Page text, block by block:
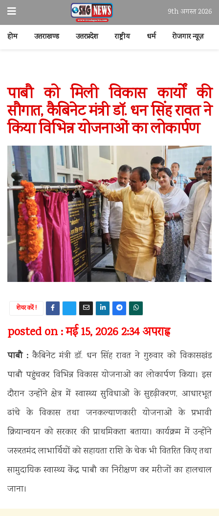
9th अगस्त 2026
होम उत्तराखण्ड उत्तरप्रदेश राष्ट्रीय धर्म रोजगार न्यूज़
पाबौ को मिली विकास कार्यों की
सौगात, कैबिनेट मंत्री डॉ. धन सिंह रावत ने
किया विभिन्न योजनाओं का लोकार्पण
शेयर करें !
posted on : मई 15, 2026 2:34 अपराह्न
पाबौ : कैबिनेट मंत्री डॉ. धन सिंह रावत ने गुरुवार को विकासखंड
पाबौ पहुंचकर विभिन्न विकास योजनाओं का लोकार्पण किया। इस
दौरान उन्होंने क्षेत्र में स्वास्थ्य सुविधाओं के सुदृढ़ीकरण, आधारभूत
ढांचे के विकास तथा जनकल्याणकारी योजनाओं के प्रभावी
क्रियान्वयन को सरकार की प्राथमिकता बताया। कार्यक्रम में उन्होंने
जरूरतमंद लाभार्थियों को सहायता राशि के चेक भी वितरित किए तथा
सामुदायिक स्वास्थ्य केंद्र पाबौ का निरीक्षण कर मरीजों का हालचाल
जाना।